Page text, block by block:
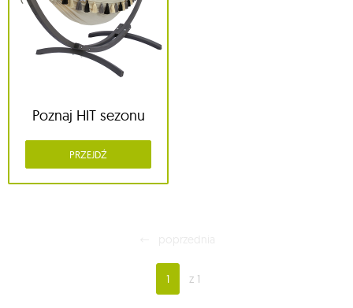
Poznaj HIT sezonu
PRZEJDŹ
1 z 1